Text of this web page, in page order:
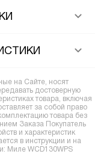
на Сайте, носят
достоверную
товара, включая
за собой право
товара без
Заказа Покупатель
и характеристик
в инструкции и на
Миле WCD130WPS